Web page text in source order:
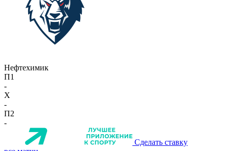
Нефтехимик
П1
-
X
-
П2
-
Сделать ставку